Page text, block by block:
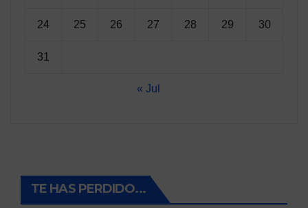
24 25 26 27 28 29 30
31
« Jul
TE HAS PERDIDO...